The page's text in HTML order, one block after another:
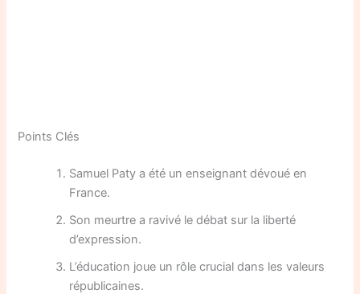
Points Clés
Samuel Paty a été un enseignant dévoué en
France.
Son meurtre a ravivé le débat sur la liberté
d’expression.
L’éducation joue un rôle crucial dans les valeurs
républicaines.